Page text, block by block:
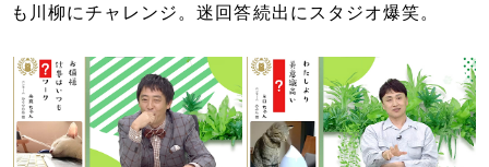
も川柳にチャレンジ。迷回答続出にスタジオ爆笑。